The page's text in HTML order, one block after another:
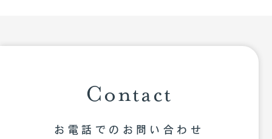
Contact
お電話でのお問い合わせ